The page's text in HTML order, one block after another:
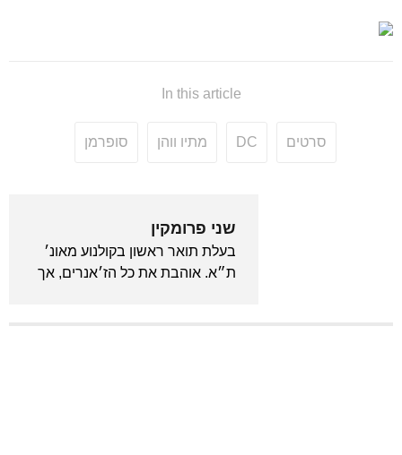
In this article
סרטים DC מתיו ווהן סופרמן
שני פרומקין
בעלת תואר ראשון בקולנוע מאונ׳
ת״א. אוהבת את כל הז׳אנרים, אך